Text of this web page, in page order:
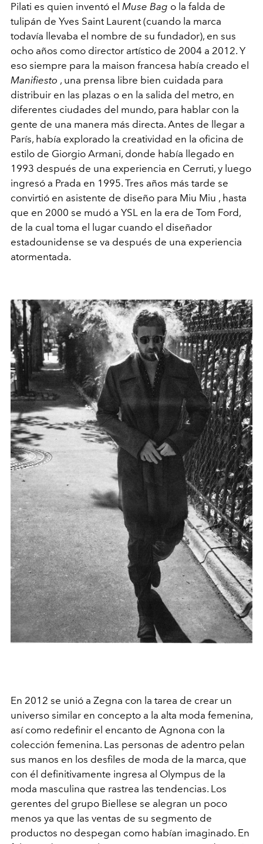
Pilati es quien inventó el Muse Bag o la falda de
tulipán de Yves Saint Laurent (cuando la marca
todavía llevaba el nombre de su fundador), en sus
ocho años como director artístico de 2004 a 2012. Y
eso siempre para la maison francesa había creado el
Manifiesto , una prensa libre bien cuidada para
distribuir en las plazas o en la salida del metro, en
diferentes ciudades del mundo, para hablar con la
gente de una manera más directa. Antes de llegar a
París, había explorado la creatividad en la oficina de
estilo de Giorgio Armani, donde había llegado en
1993 después de una experiencia en Cerruti, y luego
ingresó a Prada en 1995. Tres años más tarde se
convirtió en asistente de diseño para Miu Miu , hasta
que en 2000 se mudó a YSL en la era de Tom Ford,
de la cual toma el lugar cuando el diseñador
estadounidense se va después de una experiencia
atormentada.
En 2012 se unió a Zegna con la tarea de crear un
universo similar en concepto a la alta moda femenina,
así como redefinir el encanto de Agnona con la
colección femenina. Las personas de adentro pelan
sus manos en los desfiles de moda de la marca, que
con él definitivamente ingresa al Olympus de la
moda masculina que rastrea las tendencias. Los
gerentes del grupo Biellese se alegran un poco
menos ya que las ventas de su segmento de
productos no despegan como habían imaginado. En